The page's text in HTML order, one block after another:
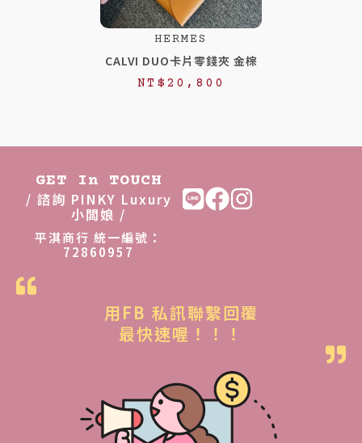
HERMES
CALVI DUO卡片零錢夾 金棕
NT$ 20,800
GET In TOUCH
/ 諮詢 PINKY Luxury
小闆娘 /
平淇商行 統一編號：
72860957
用FB 私訊聯繫回覆
最快速喔！！！